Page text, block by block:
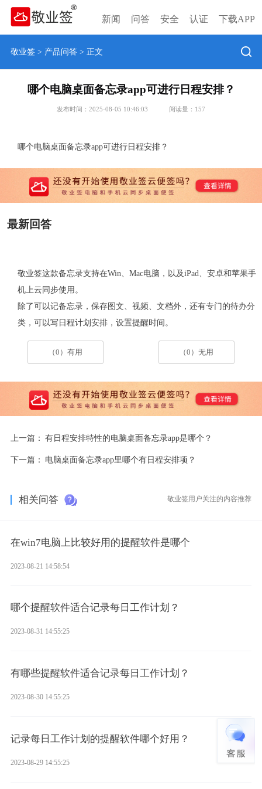
新闻 问答 安全 认证 下载APP
敬业签> 产品问答> 正文
哪个电脑桌面备忘录app可进行日程安排？
发布时间：2025-08-05 10:46:03 阅读量： 157
哪个电脑桌面备忘录app可进行日程安排？
最新回答
敬业签这款备忘录支持在Win Mac电脑，以及iPad 、安卓和苹果手
机上云同步使用。
除了可以记备忘录，保存图文、视频、文档外，还有专门的待办分
类，可以写日程计划安排，设置提醒时间。
（0）有用 （0）无用
上一篇： 有日程安排特性的电脑桌面备忘录app是哪个？
下一篇： 电脑桌面备忘录app里哪个有日程安排项？
相关问答 敬业签用户关注的内容推荐
在win7电脑上比较好用的提醒软件是哪个
2023-08-21 14:58:54
哪个提醒软件适合记录每日工作计划？
2023-08-31 14:55:25
有哪些提醒软件适合记录每日工作计划？
2023-08-30 14:55:25
记录每日工作计划的提醒软件哪个好用？
2023-08-29 14:55:25